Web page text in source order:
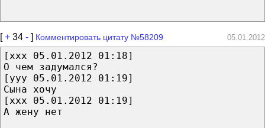
[+ 34 - ] Комментировать цитату №58209 05.01.2012
[xxx 05.01.2012 01:18]
О чем задумался?
[yyy 05.01.2012 01:19]
Сына хочу
[xxx 05.01.2012 01:19]
А жену нет